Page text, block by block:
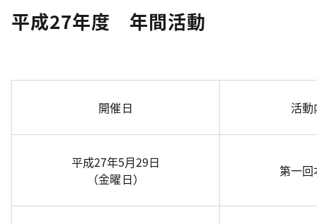
平成27年度 年間活動
開催日 活
平成27年5月29日
（金曜日）
第一